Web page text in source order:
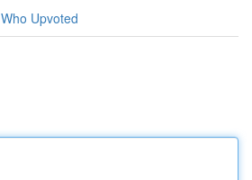
Who Upvoted